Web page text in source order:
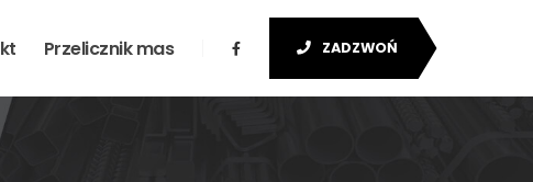
Przelicznik mas ZADZWOŃ